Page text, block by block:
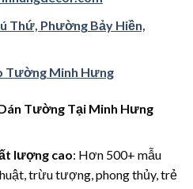
Thứ, Phường Bảy Hiền,
Tường Minh Hưng
Tường Tại Minh Hưng
lượng cao: Hơn 500+ mẫu
trừu tượng, phong thủy, trẻ